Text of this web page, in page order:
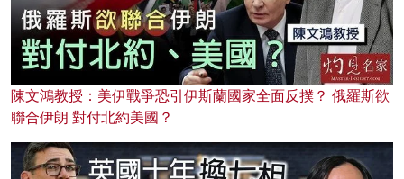
陳文鴻教授：美伊戰爭恐引伊斯蘭國家全面反撲？ 俄羅斯欲
聯合伊朗 對付北約美國？